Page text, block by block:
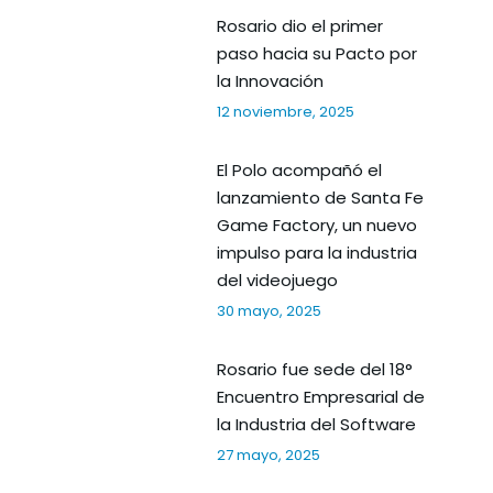
Rosario dio el primer
paso hacia su Pacto por
la Innovación
12 noviembre, 2025
El Polo acompañó el
lanzamiento de Santa Fe
Game Factory, un nuevo
impulso para la industria
del videojuego
30 mayo, 2025
Rosario fue sede del 18°
Encuentro Empresarial de
la Industria del Software
27 mayo, 2025